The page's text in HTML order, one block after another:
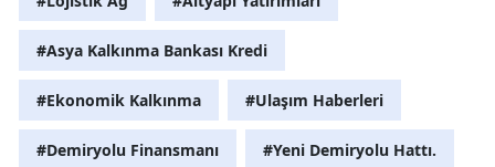
#Asya Kalkınma Bankası Kredi
#Ekonomik Kalkınma #Ulaşım Haberleri
#Demiryolu Finansmanı #Yeni Demiryolu Hattı.